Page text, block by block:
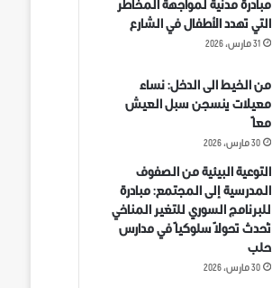
مبادرة مدنية لمواجهة المخاطر
التي تهدد الأطفال في الشارع
31 مارس، 2026
من الخيط الى الدخل: نساء
معيلات ينسجن سبل العيش
معاً
30 مارس، 2026
التوعية البيئية من الصفوف
المدرسية إلى المجتمع: مبادرة
للبرنامج السوري للتغير المناخي
تُحدث تحولاً سلوكياً في مدارس
حلب
30 مارس، 2026